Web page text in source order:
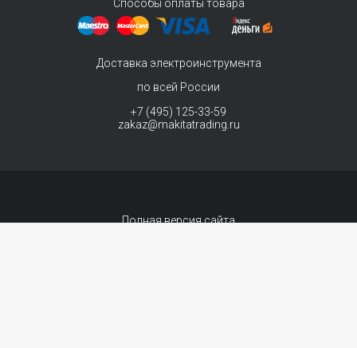
Способы оплаты товара
Доставка электроинструмента
по всей России
+7 (495) 125-33-59
zakaz@makitatrading.ru
Полная версия сайта